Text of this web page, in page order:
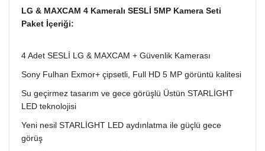
LG & MAXCAM 4 Kameralı SESLİ 5MP Kamera Seti
Paket İçeriği:
4 Adet SESLİ LG & MAXCAM + Güvenlik Kamerası
Sony Fulhan Exmor+ çipsetli, Full HD 5 MP görüntü kalitesi
Su geçirmez tasarım ve gece görüşlü Üstün STARLİGHT
LED teknolojisi
Yeni nesil STARLİGHT LED aydınlatma ile güçlü gece
görüş